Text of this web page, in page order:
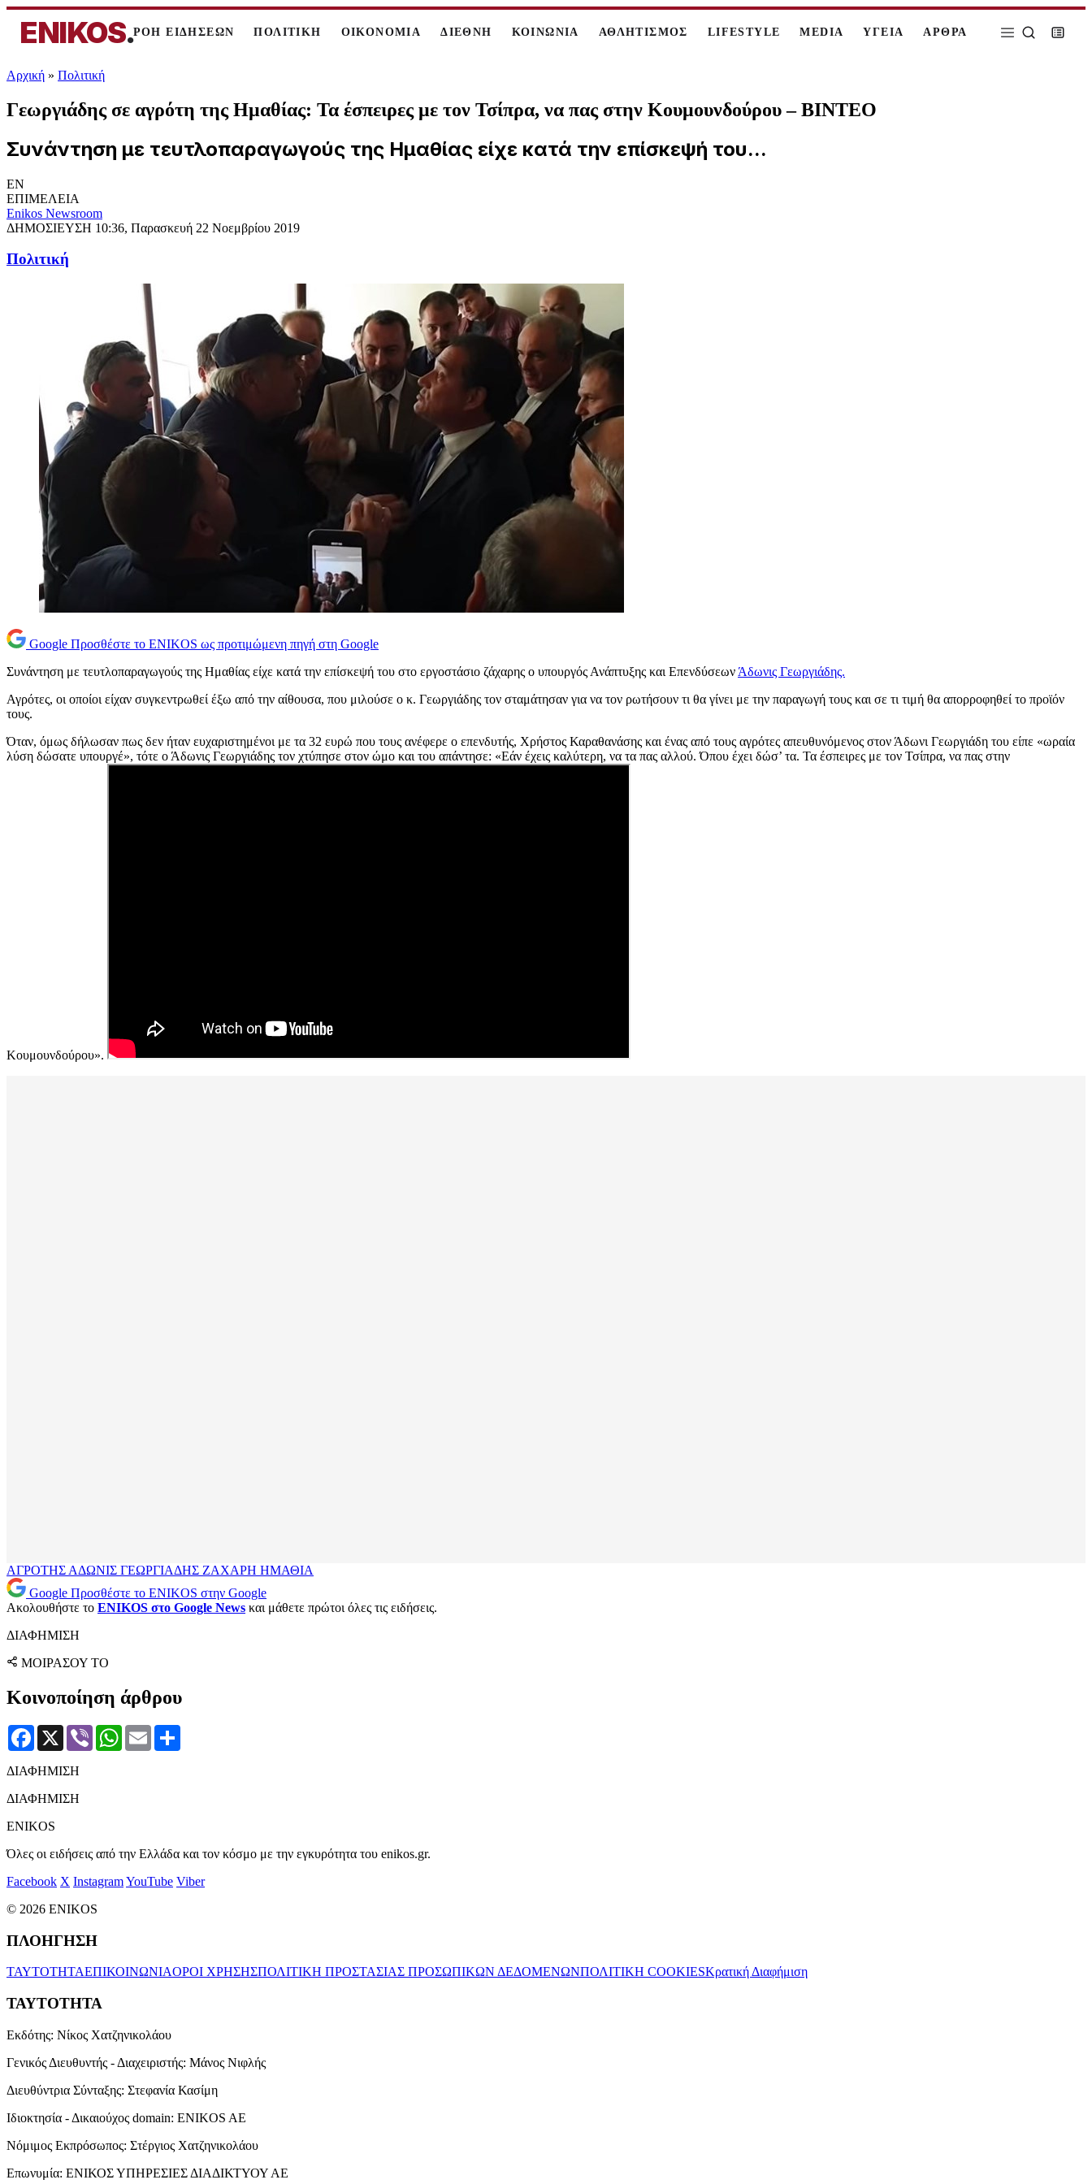
ENIKOS.ΡΟΗ ΕΙΔΗΣΕΩΝ ΠΟΛΙΤΙΚΗ ΟΙΚΟΝΟΜΙΑ ΔΙΕΘΝΗ ΚΟΙΝΩΝΙΑ ΑΘΛΗΤΙΣΜΟΣ LIFESTYLE MEDIA ΥΓΕΙΑ ΑΡΘΡΑ
Αρχική » Πολιτική
Γεωργιάδης σε αγρότη της Ημαθίας: Τα έσπειρες με τον Τσίπρα, να πας στην Κουμουνδούρου – ΒΙΝΤΕΟ
Συνάντηση με τευτλοπαραγωγούς της Ημαθίας είχε κατά την επίσκεψή του...
EN
ΕΠΙΜΕΛΕΙΑ
Enikos Newsroom
ΔΗΜΟΣΙΕΥΣΗ 10:36, Παρασκευή 22 Νοεμβρίου 2019
Πολιτική
Google Προσθέστε το ENIKOS ως προτιμώμενη πηγή στη Google
Συνάντηση με τευτλοπαραγωγούς της Ημαθίας είχε κατά την επίσκεψή του στο εργοστάσιο ζάχαρης ο υπουργός Ανάπτυξης και Επενδύσεων Άδωνις Γεωργιάδης.
Αγρότες, οι οποίοι είχαν συγκεντρωθεί έξω από την αίθουσα, που μιλούσε ο κ. Γεωργιάδης τον σταμάτησαν για να τον ρωτήσουν τι θα γίνει με την παραγωγή τους και σε τι τιμή θα απορροφηθεί το προϊόν
τους.
Όταν, όμως δήλωσαν πως δεν ήταν ευχαριστημένοι με τα 32 ευρώ που τους ανέφερε ο επενδυτής, Χρήστος Καραθανάσης και ένας από τους αγρότες απευθυνόμενος στον Άδωνι Γεωργιάδη του είπε «ωραία
λύση δώσατε υπουργέ», τότε ο Άδωνις Γεωργιάδης τον χτύπησε στον ώμο και του απάντησε: «Εάν έχεις καλύτερη, να τα πας αλλού. Όπου έχει δώσ’ τα. Τα έσπειρες με τον Τσίπρα, να πας στην
Κουμουνδούρου».
ΑΓΡΟΤΗΣ ΑΔΩΝΙΣ ΓΕΩΡΓΙΑΔΗΣ ΖΑΧΑΡΗ ΗΜΑΘΙΑ
Google Προσθέστε το ENIKOS στην Google
Ακολουθήστε το ENIKOS στο Google News και μάθετε πρώτοι όλες τις ειδήσεις.
ΔΙΑΦΗΜΙΣΗ
ΜΟΙΡΑΣΟΥ ΤΟ
Κοινοποίηση άρθρου
Facebook
X Viber WhatsApp
Email
ΔΙΑΦΗΜΙΣΗ
ΔΙΑΦΗΜΙΣΗ
ENIKOS
Όλες οι ειδήσεις από την Ελλάδα και τον κόσμο με την εγκυρότητα του enikos.gr.
Facebook X InstagramYouTube Viber
© 2026 ENIKOS
ΠΛΟΗΓΗΣΗ
ΤΑΥΤΟΤΗΤΑΕΠΙΚΟΙΝΩΝΙΑΟΡΟΙ ΧΡΗΣΗΣΠΟΛΙΤΙΚΗ ΠΡΟΣΤΑΣΙΑΣ ΠΡΟΣΩΠΙΚΩΝ ΔΕΔΟΜΕΝΩΝΠΟΛΙΤΙΚΗ COOKIESΚρατική Διαφήμιση
ΤΑΥΤΟΤΗΤΑ
Εκδότης: Νίκος Χατζηνικολάου
Γενικός Διευθυντής - Διαχειριστής: Μάνος Νιφλής
Διευθύντρια Σύνταξης: Στεφανία Κασίμη
Ιδιοκτησία - Δικαιούχος domain: ENIKOS AE
Νόμιμος Εκπρόσωπος: Στέργιος Χατζηνικολάου
Επωνυμία: ΕΝΙΚΟΣ ΥΠΗΡΕΣΙΕΣ ΔΙΑΔΙΚΤΥΟΥ ΑΕ